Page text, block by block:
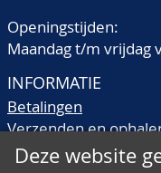
Openingstijden:
Maandag t/m vrijdag
INFORMATIE
Betalingen
Verzenden en
Veilingtermen
Deze website